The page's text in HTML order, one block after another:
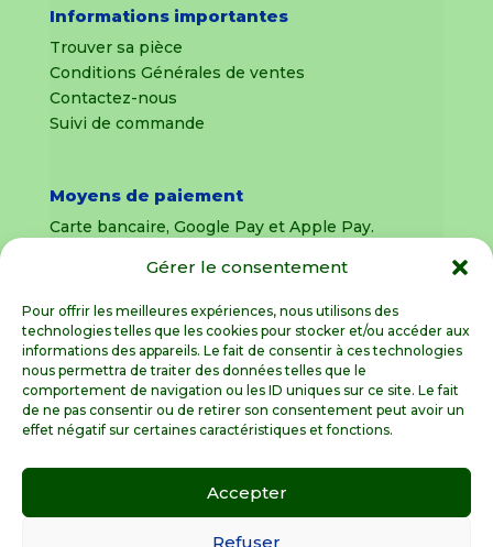
Gérer le consentement
Pour offrir les meilleures expériences, nous utilisons des
technologies telles que les cookies pour stocker et/ou accéder aux
informations des appareils. Le fait de consentir à ces technologies
nous permettra de traiter des données telles que le
comportement de navigation ou les ID uniques sur ce site. Le fait
de ne pas consentir ou de retirer son consentement peut avoir un
effet négatif sur certaines caractéristiques et fonctions.
Accepter
Refuser
Informations importantes
Trouver sa pièce
Conditions Générales de ventes
Contactez-nous
Suivi de commande
Moyens de paiement
Carte bancaire, Google Pay et Apple Pay.
uniquement
Livraison sous 8 jours pour les pièces
détachées
Livraisons sous 15 jours pour les outillages de
jardin (sous réserve de stock disponible)
en France Métropolitaine